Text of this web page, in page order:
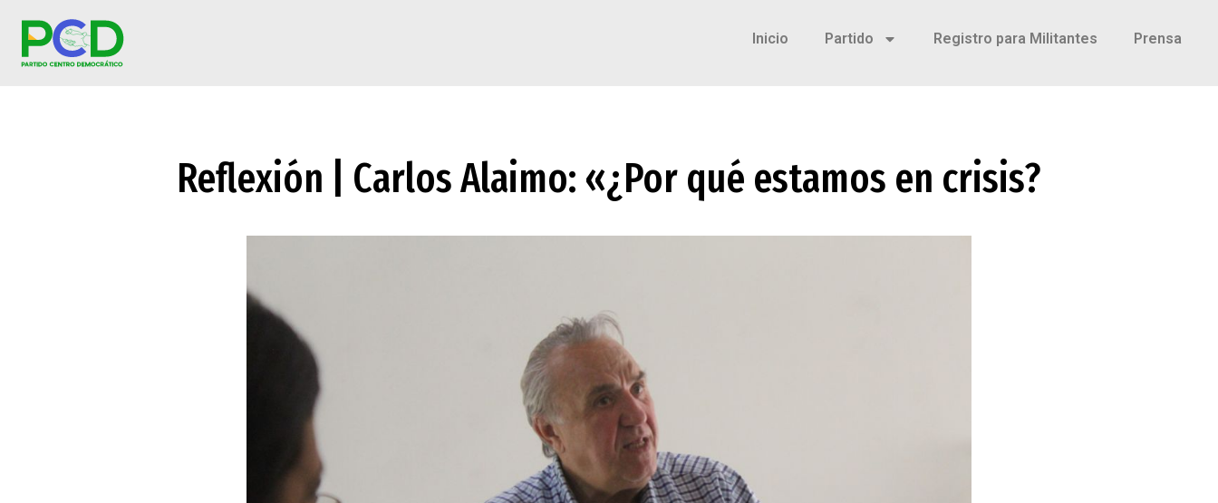
Inicio Partido Registro para Militantes Prensa
Reflexión | Carlos Alaimo: «¿Por qué estamos en crisis?